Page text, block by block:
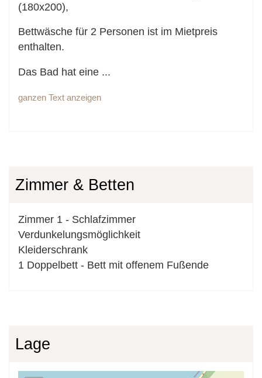
(180x200),
Bettwäsche für 2 Personen ist im Mietpreis
enthalten.
Das Bad hat eine ...
ganzen Text anzeigen
Zimmer & Betten
Zimmer 1 - Schlafzimmer
Verdunkelungsmöglichkeit
Kleiderschrank
1 Doppelbett - Bett mit offenem Fußende
Lage